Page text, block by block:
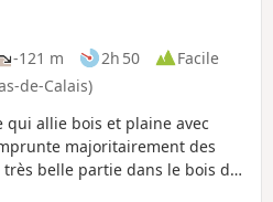
-121 m 2h 50
Facile
de-Calais)
qui allie bois et plaine avec
majoritairement des
belle partie dans le bois de